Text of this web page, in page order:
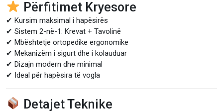
Përfitimet Kryesore
✔ Kursim maksimal i hapësirës
✔ Sistem 2-në-1: Krevat + Tavolinë
✔ Mbështetje ortopedike ergonomike
✔ Mekanizëm i sigurt dhe i kolauduar
✔ Dizajn modern dhe minimal
✔ Ideal për hapësira të vogla
Detajet Teknike